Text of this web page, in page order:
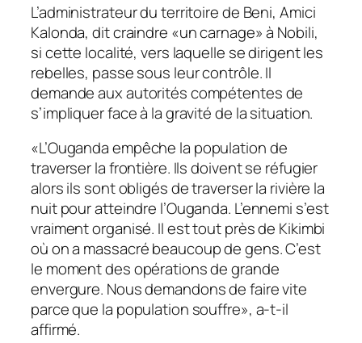
L’administrateur du territoire de Beni, Amici
Kalonda, dit craindre «un carnage» à Nobili,
si cette localité, vers laquelle se dirigent les
rebelles, passe sous leur contrôle. Il
demande aux autorités compétentes de
s’impliquer face à la gravité de la situation.
«L’Ouganda empêche la population de
traverser la frontière. Ils doivent se réfugier
alors ils sont obligés de traverser la rivière la
nuit pour atteindre l’Ouganda. L’ennemi s’est
vraiment organisé. Il est tout près de Kikimbi
où on a massacré beaucoup de gens. C’est
le moment des opérations de grande
envergure. Nous demandons de faire vite
parce que la population souffre», a-t-il
affirmé.